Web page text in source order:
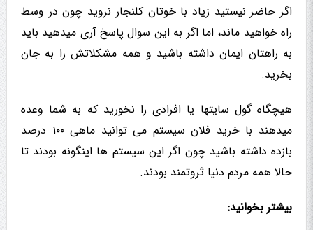
اگر حاضر نیستید زیاد با خوتان کلنجار نروید چون در وسط
راه خواهید ماند، اما اگر به این سوال پاسخ آری میدهید باید
به راهتان ایمان داشته باشید و همه مشکلاتش را به جان
بخرید.
هیچگاه گول سایتها یا افرادی را نخورید که به شما وعده
میدهند با خرید فلان سیستم می توانید ماهی ۱۰۰ درصد
بازده داشته باشید چون اگر این سیستم ها اینگونه بودند تا
حالا همه مردم دنیا ثروتمند بودند.
بیشتر بخوانید: